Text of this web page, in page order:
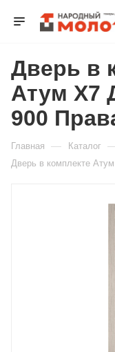
Дверь в
Атум X7
900
Главная — Каталог
Дверь в комплекте
Для клиентов всех
Разбейте
оплату
без
График